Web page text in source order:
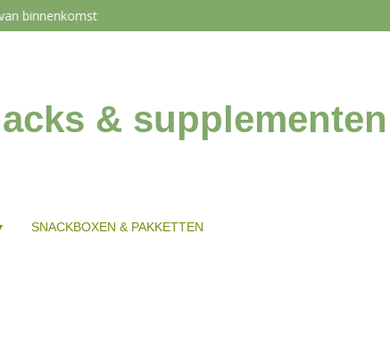
binnenkomst
& supplementen
SNACKBOXEN & PAKKETTEN